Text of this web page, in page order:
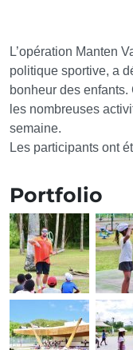
L’opération Manten
politique sportive, a
bonheur des enfants.
les nombreuses
semaine.
Les participants ont
Portfolio